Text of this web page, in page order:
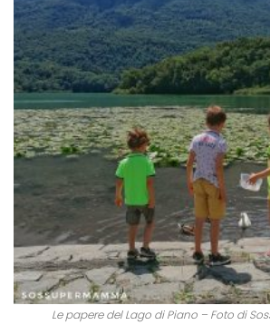
Le papere del Lago di Piano – Foto di